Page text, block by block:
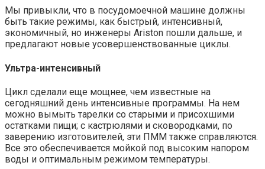
Мы привыкли, что в посудомоечной машине должны
быть такие режимы, как быстрый, интенсивный,
экономичный, но инженеры Ariston пошли дальше, и
предлагают новые усовершенствованные циклы.
Ультра-интенсивный
Цикл сделали еще мощнее, чем известные на
сегодняшний день интенсивные программы. На нем
можно вымыть тарелки со старыми и присохшими
остатками пищи; с кастрюлями и сковородками, по
заверению изготовителей, эти ПММ также справляются.
Все это обеспечивается мойкой под высоким напором
воды и оптимальным режимом температуры.